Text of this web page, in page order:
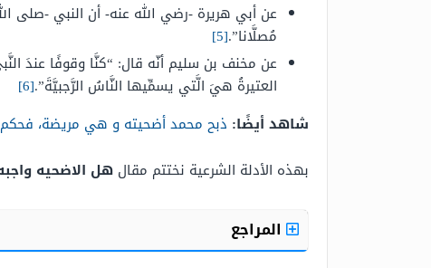
عن أبي هريرة -رضي الله عنه- أن النبي -صلى
مُصلَّانا”.[5]
عن مخنف بن سليم أنّه قال: “كنَّا وقوفًا عندَ
العتيرةُ هيَ الَّتي يسمِّيها النَّاسُ الرَّجبيَّةَ”.[6]
شاهد أيضًا: ذبح محمد أضحيته و هي مريضة، فحكم
بهذه الأدلة الشرعية نختتم مقال هل الاضحيه
المراجع